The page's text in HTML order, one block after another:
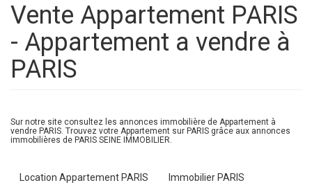
Vente Appartement PARIS
- Appartement a vendre à
PARIS
Sur notre site consultez les annonces immobilière de Appartement à
vendre PARIS. Trouvez votre Appartement sur PARIS grâce aux annonces
immobilières de PARIS SEINE IMMOBILIER.
Location Appartement PARIS Immobilier PARIS